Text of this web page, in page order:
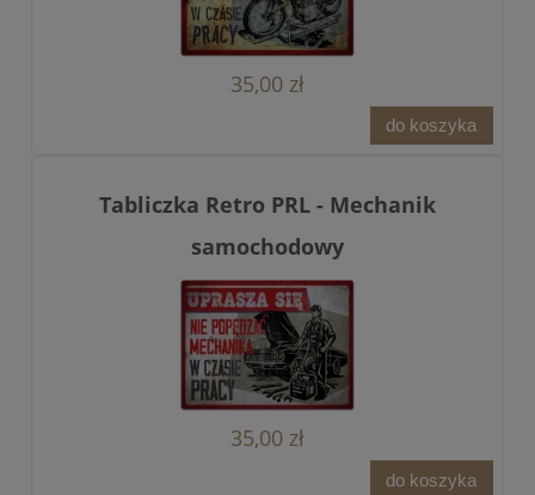
35,00 zł
do koszyka
Tabliczka Retro PRL - Mechanik
samochodowy
35,00 zł
do koszyka